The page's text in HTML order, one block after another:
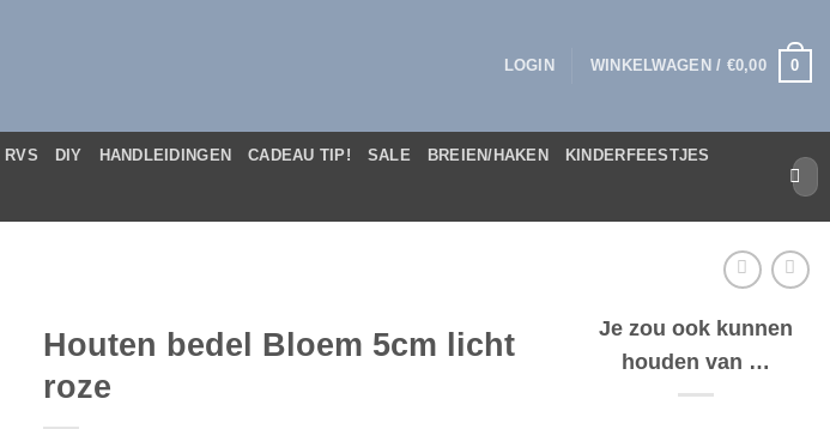
LOGIN WINKELWAGEN / €0,00 0
RVS DIY HANDLEIDINGEN CADEAU TIP! SALE BREIEN/HAKEN KINDERFEESTJES
naar:
Houten bedel Bloem 5cm licht
roze
Je zou ook kunnen
houden van …